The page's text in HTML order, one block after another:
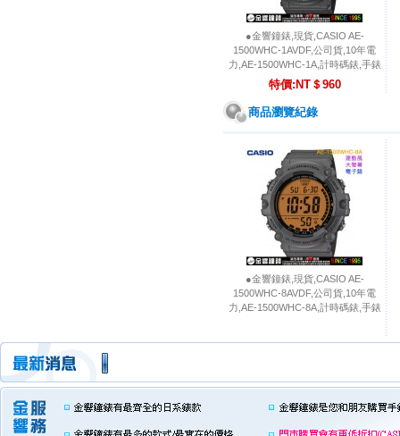
●金響鐘錶,現貨,CASIO AE-
1500WHC-1AVDF,公司貨,10年電
力,AE-1500WHC-1A,計時碼錶,手錶
特價:NT＄960
商品瀏覽紀錄
●金響鐘錶,現貨,CASIO AE-
1500WHC-8AVDF,公司貨,10年電
力,AE-1500WHC-8A,計時碼錶,手錶